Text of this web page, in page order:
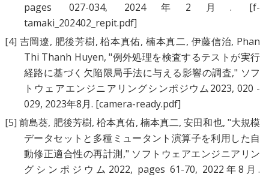
pages 027-034, 2024年2月. [f-
tamaki_202402_repit.pdf]
[4] 吉岡遼, 肥後芳樹,柗本真佑, 楠本真二, 伊藤信治, Phan
Thi Thanh Huyen, "例外処理を検査するテストが実行
経路に基づく欠陥限局手法に与える影響の調査," ソフ
トウェアエンジニアリングシンポジウム2023, 020 -
029, 2023年8月. [camera-ready.pdf]
[5] 前島葵, 肥後芳樹,柗本真佑, 楠本真二,安田和也, "大規模
データセットと多種ミュータント演算子を利用した自
動修正適合性の再計測," ソフトウェアエンジニアリン
グシンポジウム2022, pages 61-70, 2022年8月.